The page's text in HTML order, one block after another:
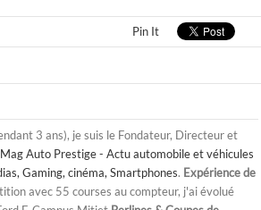
Pin It
3 ans), je suis le Fondateur, Directeur et
Auto Prestige - Actu automobile et véhicules
Gaming, cinéma, Smartphones. Expérience de
avec 55 courses au compteur, j'ai évolué